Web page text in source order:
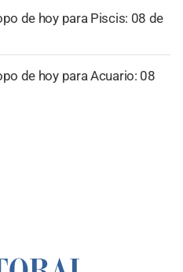
de hoy para Piscis: 08 de
de hoy para Acuario: 08